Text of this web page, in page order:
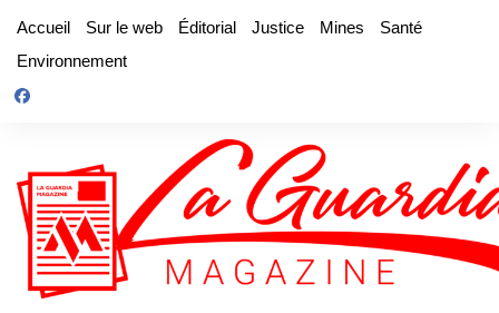
contenu
Accueil Sur le web Éditorial Justice Mines
Santé
Environnement